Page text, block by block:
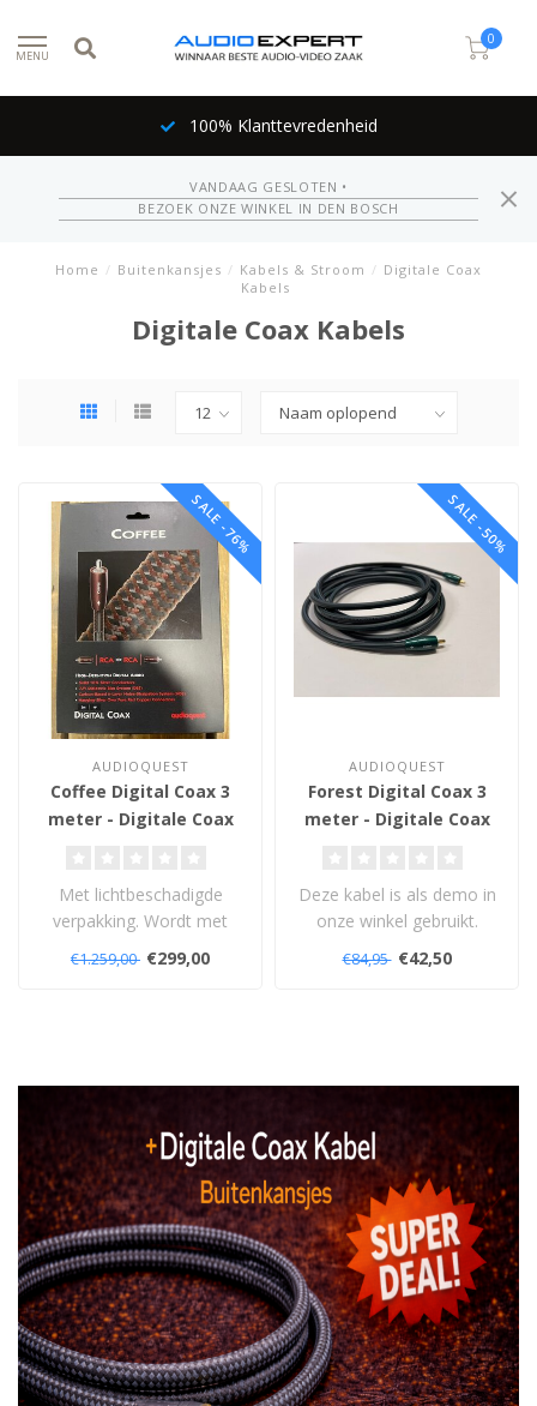
MENU
0
100% Klanttevredenheid
VANDAAG GESLOTEN •
BEZOEK ONZE WINKEL IN DEN BOSCH
Home / Buitenkansjes / Kabels & Stroom / Digitale Coax
Kabels
Digitale Coax Kabels
SALE -76%
AUDIOQUEST
Coffee Digital Coax 3
meter - Digitale Coax
Met lichtbeschadigde
verpakking. Wordt met
levenslange garantie
geleverd...
€1.259,00 €299,00
SALE -50%
AUDIOQUEST
Forest Digital Coax 3
meter - Digitale Coax
Deze kabel is als demo in
onze winkel gebruikt.
Wordt geleverd zonder
verpakking..
€84,95 €42,50